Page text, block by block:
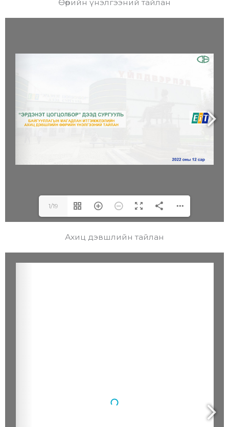
Өөрийн үнэлгээний тайлан
1/19
Ахиц дэвшлийн тайлан